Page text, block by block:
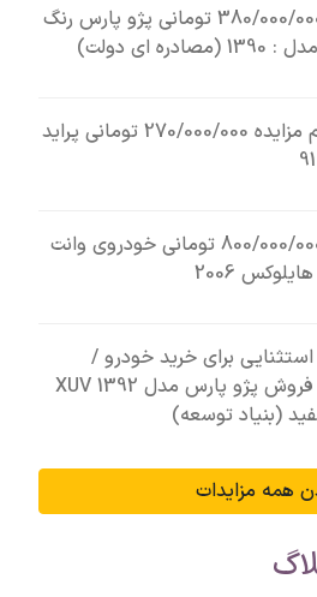
حراج 380/000/000 تومانی پژو پارس رنگ
ای دولت)
ثبت نام مزایده 270/000/000 تومانی پراید
حراج 800/000/000 تومانی خودروی وانت
2006
برای خرید خودرو /
مزایده فروش پژو پارس مدل 1392 XUV
(بنیاد توسعه)
همه مزایدات